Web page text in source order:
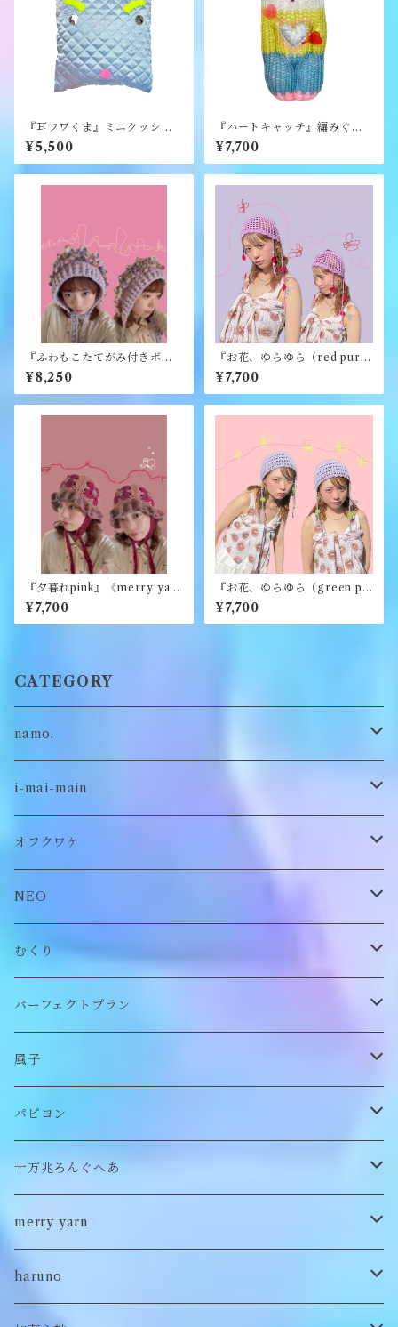
『耳フワくま』ミニクッショ
ン《むくり》
¥5,500
『ハートキャッチ』編みぐる
み《むくり》
¥7,700
『ふわもこたてがみ付きボン
ネット』《merry yarn》
¥8,250
『お花、ゆらゆら（red purpl
e）』《merry yarn》
¥7,700
『夕暮れpink』《merry yar
n》
¥7,700
『お花、ゆらゆら（green pu
rple）』《merry yarn》
¥7,700
CATEGORY
namo.
古着
オリジナル
i-mai-main
ビスチェ
付け襟
帽子
スヌード
チョーカー/ネックレス
バッグ
バブーシュカ
ポンチョ
オフクワケ
トップス
アウター
付け襟
bag/巾着
パンツ
ヘアアクセサリー
雑貨
キッズ
NEO
財布
ポーチ
bag/巾着
ピアス/イヤリング
イヤカフ
チョーカー
ヘアバレッタ
むくり
リング
ピアス/イヤリング
ブローチ
刺繍キャップ
ロンT
Tシャツ
パーフェクトプラン
ワンピース
トップス
アウター
パンツ
スカート
風子
ぬいぐるみ
刺繍ポーチ
ブローチ
パピヨン
ぬいぐるみ
ぬいぐるみブローチ
ぬいぐるみリング
十万兆ろんぐへあ
ブローチ
マフラー
merry yarn
帽子
haruno